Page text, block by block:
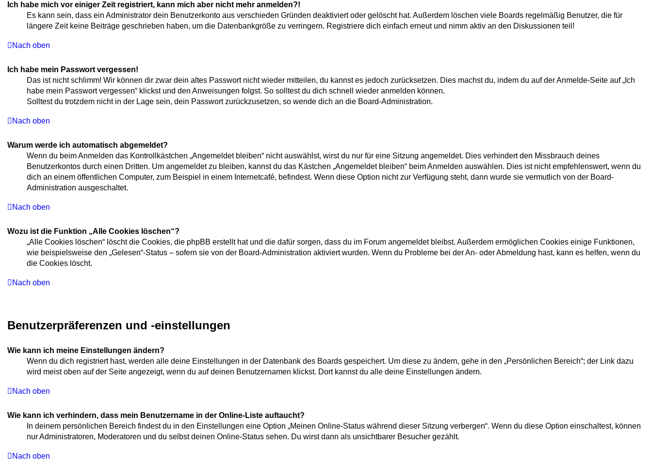
Ich habe mich vor einiger Zeit registriert, kann mich aber nicht mehr anmelden?!
Es kann sein, dass ein Administrator dein Benutzerkonto aus verschieden Gründen deaktiviert oder gelöscht hat. Außerdem löschen viele Boards regelmäßig Benutzer, die für
längere Zeit keine Beiträge geschrieben haben, um die Datenbankgröße zu verringern. Registriere dich einfach erneut und nimm aktiv an den Diskussionen teil!
Nach oben
Ich habe mein Passwort vergessen!
Das ist nicht schlimm! Wir können dir zwar dein altes Passwort nicht wieder mitteilen, du kannst es jedoch zurücksetzen. Dies machst du, indem du auf der Anmelde-Seite auf „Ich
habe mein Passwort vergessen“ klickst und den Anweisungen folgst. So solltest du dich schnell wieder anmelden können.
Solltest du trotzdem nicht in der Lage sein, dein Passwort zurückzusetzen, so wende dich an die Board-Administration.
Nach oben
Warum werde ich automatisch abgemeldet?
Wenn du beim Anmelden das Kontrollkästchen „Angemeldet bleiben“ nicht auswählst, wirst du nur für eine Sitzung angemeldet. Dies verhindert den Missbrauch deines
Benutzerkontos durch einen Dritten. Um angemeldet zu bleiben, kannst du das Kästchen „Angemeldet bleiben“ beim Anmelden auswählen. Dies ist nicht empfehlenswert, wenn du
dich an einem öffentlichen Computer, zum Beispiel in einem Internetcafé, befindest. Wenn diese Option nicht zur Verfügung steht, dann wurde sie vermutlich von der Board-
Administration ausgeschaltet.
Nach oben
Wozu ist die Funktion „Alle Cookies löschen“?
„Alle Cookies löschen“ löscht die Cookies, die phpBB erstellt hat und die dafür sorgen, dass du im Forum angemeldet bleibst. Außerdem ermöglichen Cookies einige Funktionen,
wie beispielsweise den „Gelesen“-Status – sofern sie von der Board-Administration aktiviert wurden. Wenn du Probleme bei der An- oder Abmeldung hast, kann es helfen, wenn du
die Cookies löscht.
Nach oben
Benutzerpräferenzen und -einstellungen
Wie kann ich meine Einstellungen ändern?
Wenn du dich registriert hast, werden alle deine Einstellungen in der Datenbank des Boards gespeichert. Um diese zu ändern, gehe in den „Persönlichen Bereich“; der Link dazu
wird meist oben auf der Seite angezeigt, wenn du auf deinen Benutzernamen klickst. Dort kannst du alle deine Einstellungen ändern.
Nach oben
Wie kann ich verhindern, dass mein Benutzername in der Online-Liste auftaucht?
In deinem persönlichen Bereich findest du in den Einstellungen eine Option „Meinen Online-Status während dieser Sitzung verbergen“. Wenn du diese Option einschaltest, können
nur Administratoren, Moderatoren und du selbst deinen Online-Status sehen. Du wirst dann als unsichtbarer Besucher gezählt.
Nach oben